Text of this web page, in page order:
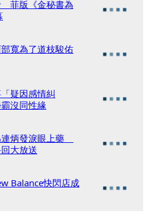
菲版《金秘書為
寬為了道枝駿佑
疑因感情糾
沒同性緣
連炳發淚眼上藥
大放送
Balance快閃店成